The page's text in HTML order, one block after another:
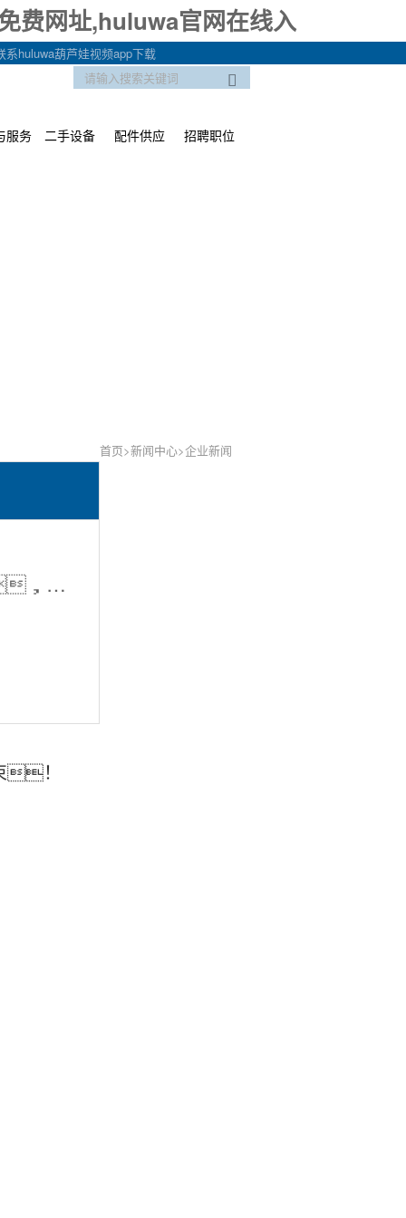
费网址,huluwa官网在线入
系huluwa葫芦娃视频app下载

服务 二手设备 配件供应 招聘职位
首页>新闻中心>企业新闻
新一代打锤王-SE600HB，专为破碎而生
！